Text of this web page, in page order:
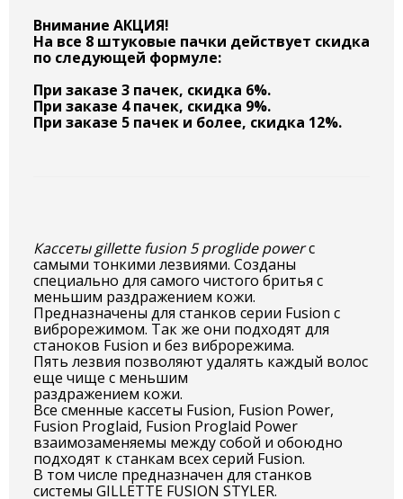
Внимание АКЦИЯ!
На все 8 штуковые пачки действует скидка
по следующей формуле:
При заказе 3 пачек, скидка 6%.
При заказе 4 пачек, скидка 9%.
При заказе 5 пачек и более, скидка 12%.
Кассеты gillette fusion 5 proglide powerс
самыми тонкими лезвиями. Созданы
специально для самого чистого бритья с
меньшим раздражением кожи.
Предназначены для станков серии Fusion с
виброрежимом. Так же они подходят для
станоков Fusion и без виброрежима.
Пять лезвия позволяют удалять каждый волос
еще чище с меньшим
раздражением кожи.
Все сменные кассеты Fusion, Fusion Power,
Fusion Proglaid, Fusion Proglaid Power
взаимозаменяемы между собой и обоюдно
подходят к станкам всех серий Fusion.
В том числе предназначен для станков
системы GILLETTE FUSION STYLER.